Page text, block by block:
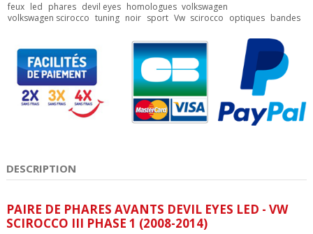
feux led phares devil eyes homologues volkswagen
volkswagen scirocco tuning noir sport Vw scirocco optiques bandes
DESCRIPTION
PAIRE DE PHARES AVANTS DEVIL EYES LED - VW
SCIROCCO III PHASE 1 (2008-2014)